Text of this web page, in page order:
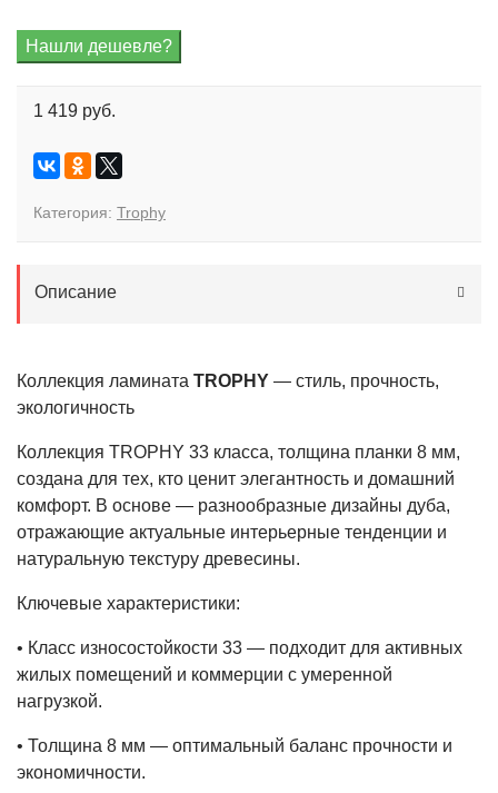
1 419 руб.
Категория: Trophy
Описание
Коллекция ламината TROPHY — стиль, прочность,
экологичность
Коллекция TROPHY 33 класса, толщина планки 8 мм,
создана для тех, кто ценит элегантность и домашний
комфорт. В основе — разнообразные дизайны дуба,
отражающие актуальные интерьерные тенденции и
натуральную текстуру древесины.
Ключевые характеристики:
• Класс износостойкости 33 — подходит для активных
жилых помещений и коммерции с умеренной
нагрузкой.
• Толщина 8 мм — оптимальный баланс прочности и
экономичности.